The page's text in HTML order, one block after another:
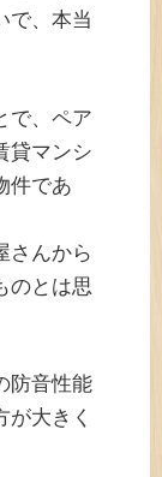
で、本当
で、ペア
貸マンシ
件であ
さんから
のとは思
防音性能
大きく